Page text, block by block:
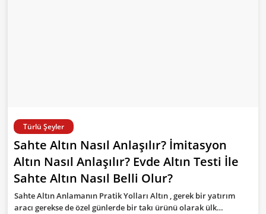
Türlü Şeyler
Sahte Altın Nasıl Anlaşılır? İmitasyon
Altın Nasıl Anlaşılır? Evde Altın Testi İle
Sahte Altın Nasıl Belli Olur?
Sahte Altın Anlamanın Pratik Yolları Altın , gerek bir yatırım
aracı gerekse de özel günlerde bir takı ürünü olarak ülk…